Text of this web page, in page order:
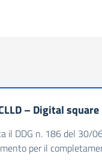
– Digital
il DDG n. 186 del
per il